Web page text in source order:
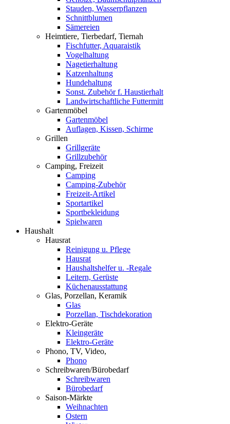
Stauden, Wasserpflanzen
Schnittblumen
Sämereien
Heimtiere, Tierbedarf, Tiernah
Fischfutter, Aquaraistik
Vogelhaltung
Nagetierhaltung
Katzenhaltung
Hundehaltung
Sonst. Zubehör f. Haustierhalt
Landwirtschaftliche Futtermitt
Gartenmöbel
Gartenmöbel
Auflagen, Kissen, Schirme
Grillen
Grillgeräte
Grillzubehör
Camping, Freizeit
Camping
Camping-Zubehör
Freizeit-Artikel
Sportartikel
Sportbekleidung
Spielwaren
Haushalt
Hausrat
Reinigung u. Pflege
Hausrat
Haushaltshelfer u. -Regale
Leitern, Gerüste
Küchenausstattung
Glas, Porzellan, Keramik
Glas
Porzellan, Tischdekoration
Elektro-Geräte
Kleingeräte
Elektro-Geräte
Phono, TV, Video,
Phono
Schreibwaren/Bürobedarf
Schreibwaren
Bürobedarf
Saison-Märkte
Weihnachten
Ostern